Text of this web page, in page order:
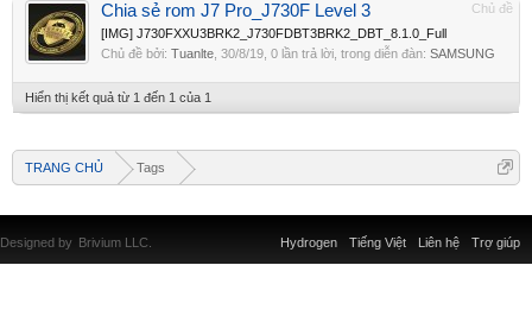
Chủ đề
Chia sẻ rom J7 Pro_J730F Level 3
[IMG] J730FXXU3BRK2_J730FDBT3BRK2_DBT_8.1.0_Full
Chủ đề bởi: Tuanlte 30/8/19 , 0 lần trả lời, trong diễn đàn: SAMSUNG
Hiển thị kết quả từ 1 đến 1 của 1
TRANG CHỦ Tags
Liên hệ Trợ giúp
Hydrogen Tiếng Việt
Designed by Brivium LLC.